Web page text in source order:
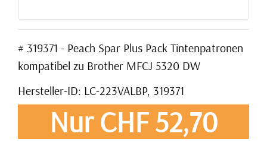
# 319371 - Peach Spar Plus Pack Tintenpatronen
kompatibel zu Brother MFCJ 5320 DW
Hersteller-ID: LC-223VALBP, 319371
Nur CHF 52,70